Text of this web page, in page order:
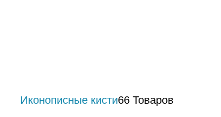
Иконописные кисти66 Товаров